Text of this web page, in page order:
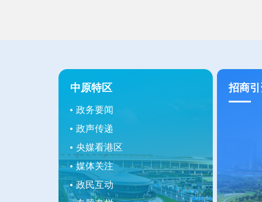
中原特区
政务要闻
政声传递
央媒看港区
媒体关注
政民互动
招商